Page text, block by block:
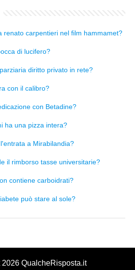
renato carpentieri nel film hammamet?
di lucifero?
diritto privato in rete?
con il calibro?
con Betadine?
ha una pizza intera?
a Mirabilandia?
il rimborso tasse universitarie?
contiene carboidrati?
può stare al sole?
QualcheRisposta.it